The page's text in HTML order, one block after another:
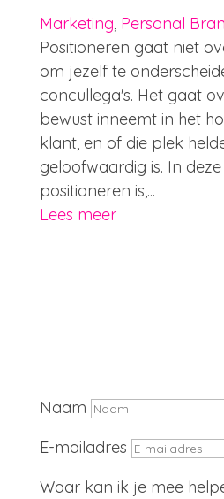
Marketing, Personal
Positioneren gaat niet
om jezelf te
concullega's. Het gaat
bewust inneemt in het
klant, en of die plek
geloofwaardig is. In
positioneren is,...
Lees meer
Naam
E-mailadres
Waar kan ik je mee